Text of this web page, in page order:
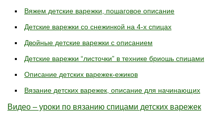
Вяжем детские варежки, пошаговое описание
Детские варежки со снежинкой на 4-х спицах
Двойные детские варежки с описанием
Детские варежки “листочки” в технике бриошь спицами
Описание детских варежек-ежиков
Вязание детских варежек, описание для начинающих
Видео – уроки по вязанию спицами детских варежек